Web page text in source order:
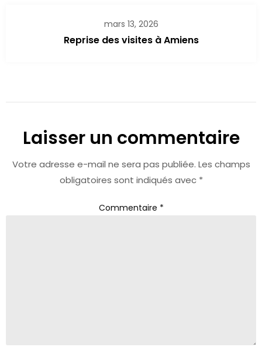
mars 13, 2026
Reprise des visites à Amiens
Laisser un commentaire
Votre adresse e-mail ne sera pas publiée. Les champs
obligatoires sont indiqués avec *
Commentaire *